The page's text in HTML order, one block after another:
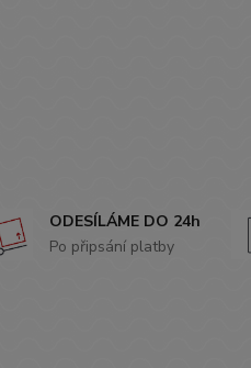
ODESÍLÁME DO 24h
Po připsání platby